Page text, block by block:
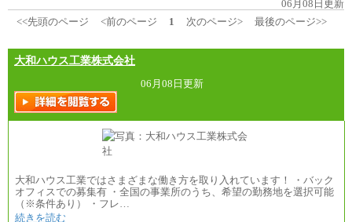
06月08日更新
<<先頭のページ
<前のページ 1 次のページ> 最後のページ>>
大和ハウス工業株式会社
06月08日更新
大和ハウス工業ではさまざまな働き方を取り入れています！ ・バック
オフィスでの募集有 ・全国の事業所のうち、希望の勤務地を選択可能
（※条件あり） ・フレ…
続きを読む